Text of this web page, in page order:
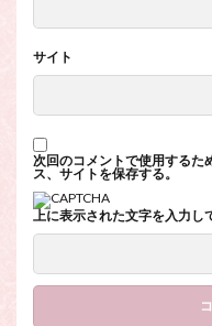
サイト
次回のコメントで使用するた
ス、サイトを保存する。
上に表示された文字を入力し